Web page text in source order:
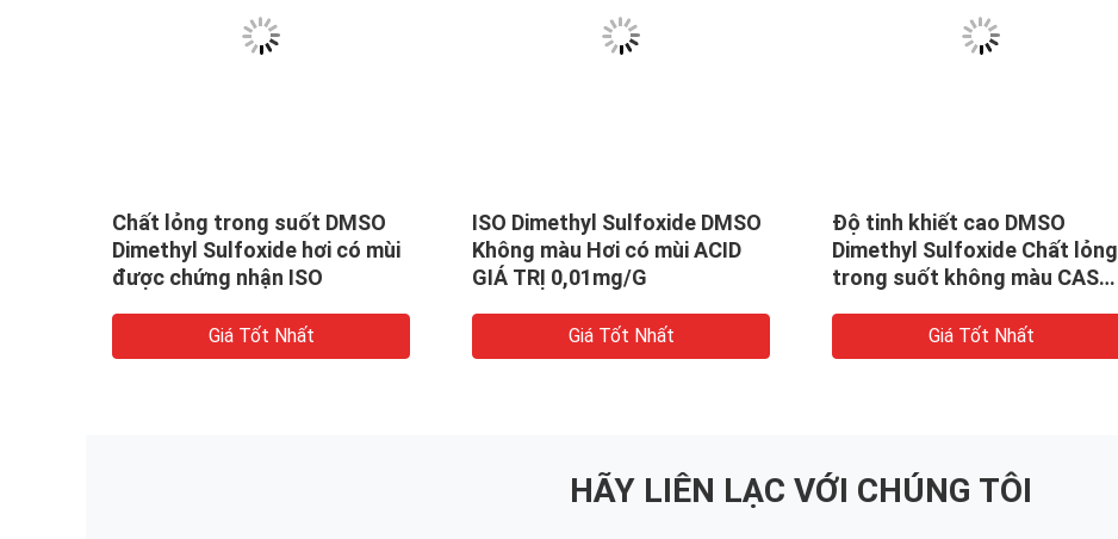
Chất lỏng trong suốt DMSO
Dimethyl Sulfoxide hơi có mùi
được chứng nhận ISO
Giá Tốt Nhất
ISO Dimethyl Sulfoxide DMSO
Không màu Hơi có mùi ACID
GIÁ TRỊ 0,01mg/G
Giá Tốt Nhất
Độ tinh khiết cao DMSO
Dimethyl Sulfoxide Chất lỏng
trong suốt không màu CAS
Giá Tốt Nhất
HÃY LIÊN LẠC VỚI CHÚNG TÔI